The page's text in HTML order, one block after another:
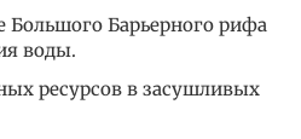
Большого Барьерного рифа
воды.
ресурсов в засушливых